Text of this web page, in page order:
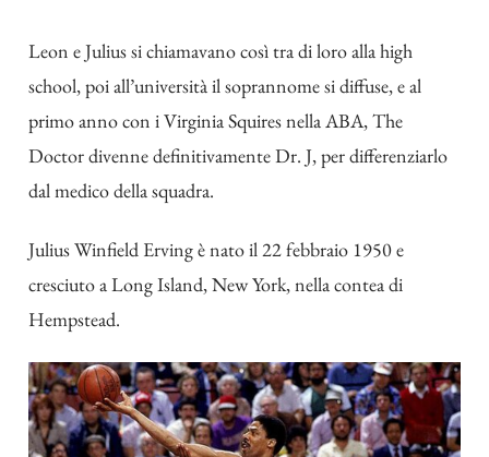
Leon e Julius si chiamavano così tra di loro alla high
school, poi all’università il soprannome si diffuse, e al
primo anno con i Virginia Squires nella ABA, The
Doctor divenne definitivamente Dr. J, per differenziarlo
dal medico della squadra.
Julius Winfield Erving è nato il 22 febbraio 1950 e
cresciuto a Long Island, New York, nella contea di
Hempstead.